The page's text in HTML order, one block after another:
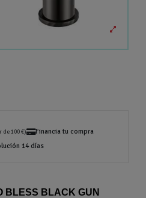
de 100 €)
Financia tu compra
14 días
BLESS BLACK GUN